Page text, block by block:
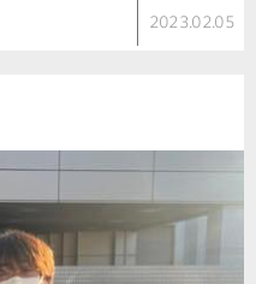
2023.02.05